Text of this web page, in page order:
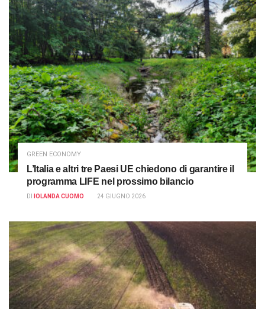
GREEN ECONOMY
L’Italia e altri tre Paesi UE chiedono di garantire il
programma LIFE nel prossimo bilancio
DI IOLANDA CUOMO 24 GIUGNO 2026